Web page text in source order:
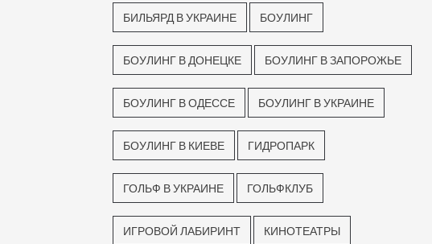
БИЛЬЯРД В УКРАИНЕ БОУЛИНГ
БОУЛИНГ В ДОНЕЦКЕ БОУЛИНГ В ЗАПОРОЖЬЕ
БОУЛИНГ В ОДЕССЕ БОУЛИНГ В УКРАИНЕ
БОУЛИНГ В КИЕВЕ ГИДРОПАРК
ГОЛЬФ В УКРАИНЕ ГОЛЬФКЛУБ
ИГРОВОЙ ЛАБИРИНТ КИНОТЕАТРЫ